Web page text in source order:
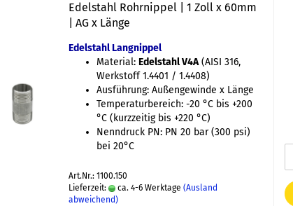
Edelstahl Rohrnippel | 1 Zoll x 60mm
| AG x Länge
Edelstahl Langnippel
Material:Edelstahl V4A(AISI 316,
Werkstoff 1.4401 / 1.4408)
Ausführung: Außengewinde x Länge
Temperaturbereich: -20 °C bis +200
°C (kurzzeitig bis +220 °C)
Nenndruck PN: PN 20 bar (300 psi)
bei 20°C
Art.Nr.: 1100.150
Lieferzeit:
ca. 4-6 Werktage (Ausland
abweichend)